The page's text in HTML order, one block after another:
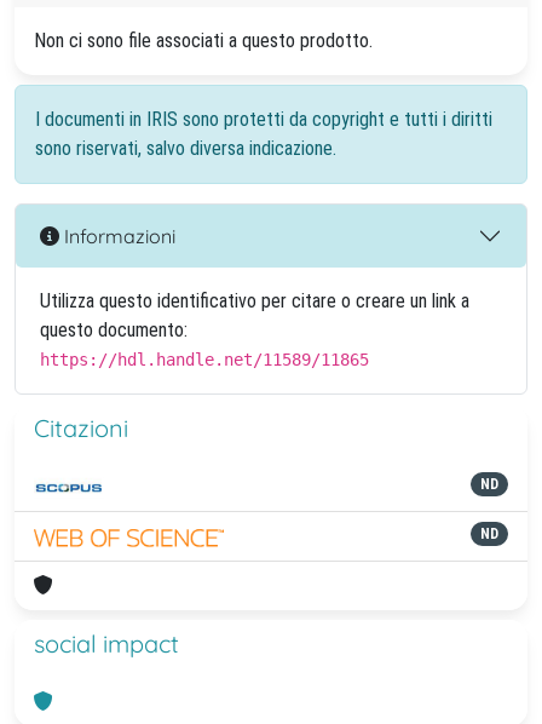
Non ci sono file associati a questo prodotto.
I documenti in IRIS sono protetti da copyright e tutti i diritti
sono riservati, salvo diversa indicazione.
Informazioni
Utilizza questo identificativo per citare o creare un link a
questo documento:
https://hdl.handle.net/11589/11865
Citazioni
ND
ND
social impact